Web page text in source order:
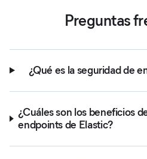
Preguntas
¿Qué es la seguridad de
¿Cuáles son los beneficios
endpoints de Elastic?